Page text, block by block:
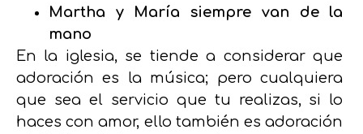
Martha y María siempre van de la
mano
En la iglesia, se tiende a considerar que
adoración es la música; pero cualquiera
que sea el servicio que tu realizas, si lo
haces con amor, ello también es adoración